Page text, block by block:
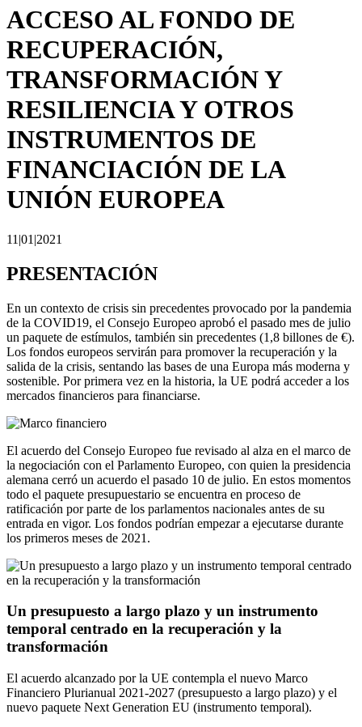
ACCESO AL FONDO DE
RECUPERACIÓN,
TRANSFORMACIÓN Y
RESILIENCIA Y OTROS
INSTRUMENTOS DE
FINANCIACIÓN DE LA
UNIÓN EUROPEA
11|01|2021
PRESENTACIÓN
En un contexto de crisis sin precedentes provocado por la pandemia
de la COVID19, el Consejo Europeo aprobó el pasado mes de julio
un paquete de estímulos, también sin precedentes (1,8 billones de €).
Los fondos europeos servirán para promover la recuperación y la
salida de la crisis, sentando las bases de una Europa más moderna y
sostenible. Por primera vez en la historia, la UE podrá acceder a los
mercados financieros para financiarse.
El acuerdo del Consejo Europeo fue revisado al alza en el marco de
la negociación con el Parlamento Europeo, con quien la presidencia
alemana cerró un acuerdo el pasado 10 de julio. En estos momentos
todo el paquete presupuestario se encuentra en proceso de
ratificación por parte de los parlamentos nacionales antes de su
entrada en vigor. Los fondos podrían empezar a ejecutarse durante
los primeros meses de 2021.
Un presupuesto a largo plazo y un instrumento
temporal centrado en la recuperación y la
transformación
El acuerdo alcanzado por la UE contempla el nuevo Marco
Financiero Plurianual 2021-2027 (presupuesto a largo plazo) y el
nuevo paquete Next Generation EU (instrumento temporal).